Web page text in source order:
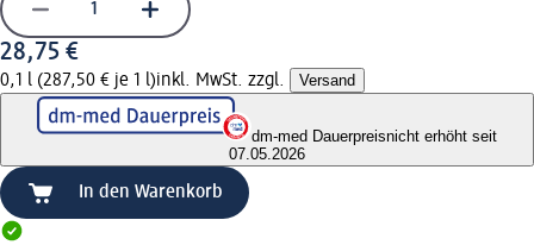
28,75 €
0,1 l (287,50 € je 1 l)inkl. MwSt. zzgl. Versand
dm-med Dauerpreisnicht erhöht seit
07.05.2026
In den Warenkorb